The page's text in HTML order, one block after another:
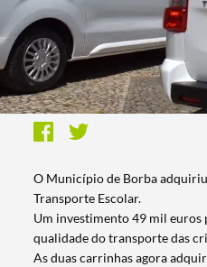
O Município de Borba
Transporte Escolar.
Um investimento 49 mil euros
qualidade do transporte das
As duas carrinhas agora